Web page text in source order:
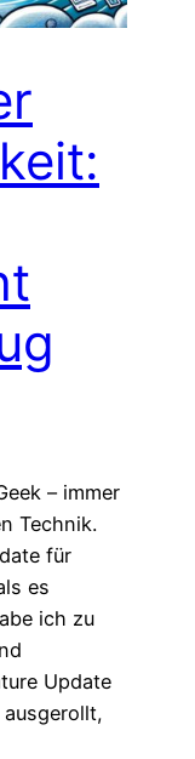
– immer
Technik.
für
es
ich zu
Update